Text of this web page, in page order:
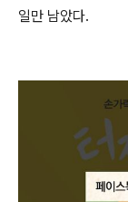
일만 남았다.